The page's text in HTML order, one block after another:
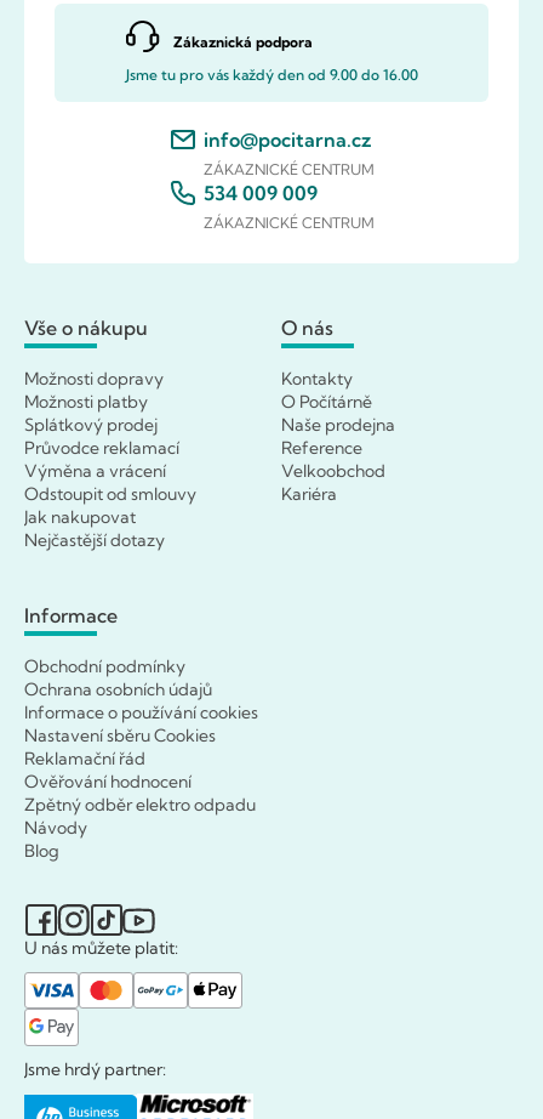
Zákaznická podpora
Jsme tu pro vás každý den od 9.00 do 16.00
info@pocitarna.cz
ZÁKAZNICKÉ CENTRUM
534 009 009
ZÁKAZNICKÉ CENTRUM
Vše o nákupu
Možnosti dopravy
Možnosti platby
Splátkový prodej
Průvodce reklamací
Výměna a vrácení
Odstoupit od smlouvy
Jak nakupovat
Nejčastější dotazy
O nás
Kontakty
O Počítárně
Naše prodejna
Reference
Velkoobchod
Kariéra
Informace
Obchodní podmínky
Ochrana osobních údajů
Informace o používání cookies
Nastavení sběru Cookies
Reklamační řád
Ověřování hodnocení
Zpětný odběr elektro odpadu
Návody
Blog
U nás můžete platit:
Jsme hrdý partner: